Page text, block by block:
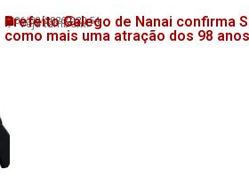
💬 Veja também!
06/08/2026 20:54
Prefeito Galego de Nanai confirma
como mais uma atração dos 98